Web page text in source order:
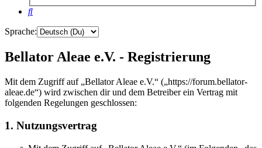
Suche
Sprache:
Bellator Aleae e.V. - Registrierung
Mit dem Zugriff auf „Bellator Aleae e.V.“ („https://forum.bellator-
aleae.de“) wird zwischen dir und dem Betreiber ein Vertrag mit
folgenden Regelungen geschlossen:
1. Nutzungsvertrag